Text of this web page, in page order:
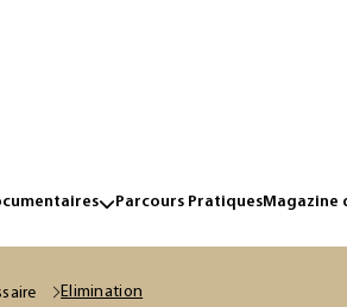
Parcours PratiquesMagazine
Elimination